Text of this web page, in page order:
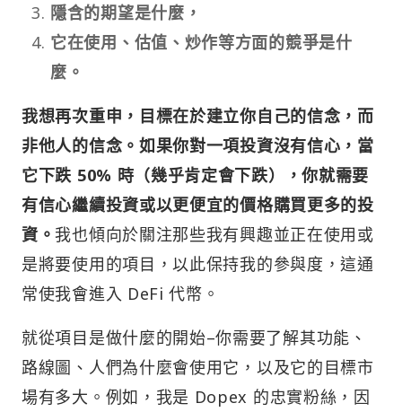
隱含的期望是什麼，
它在使用、估值、炒作等方面的競爭是什
麼。
我想再次重申，目標在於建立你自己的信念，而
非他人的信念。如果你對一項投資沒有信心，當
它下跌 50% 時（幾乎肯定會下跌），你就需要
有信心繼續投資或以更便宜的價格購買更多的投
資。 我也傾向於關注那些我有興趣並正在使用或
是將要使用的項目，以此保持我的參與度，這通
常使我會進入 DeFi 代幣。
就從項目是做什麼的開始–你需要了解其功能、
路線圖、人們為什麼會使用它，以及它的目標市
場有多大。例如，我是 Dopex 的忠實粉絲，因